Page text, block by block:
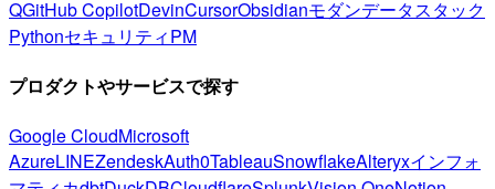
QGitHub CopilotDevinCursorObsidianモダンデータスタック
PythonセキュリティPM
プロダクトやサービスで探す
Google CloudMicrosoft
AzureLINEZendeskAuth0TableauSnowflakeAlteryxインフォ